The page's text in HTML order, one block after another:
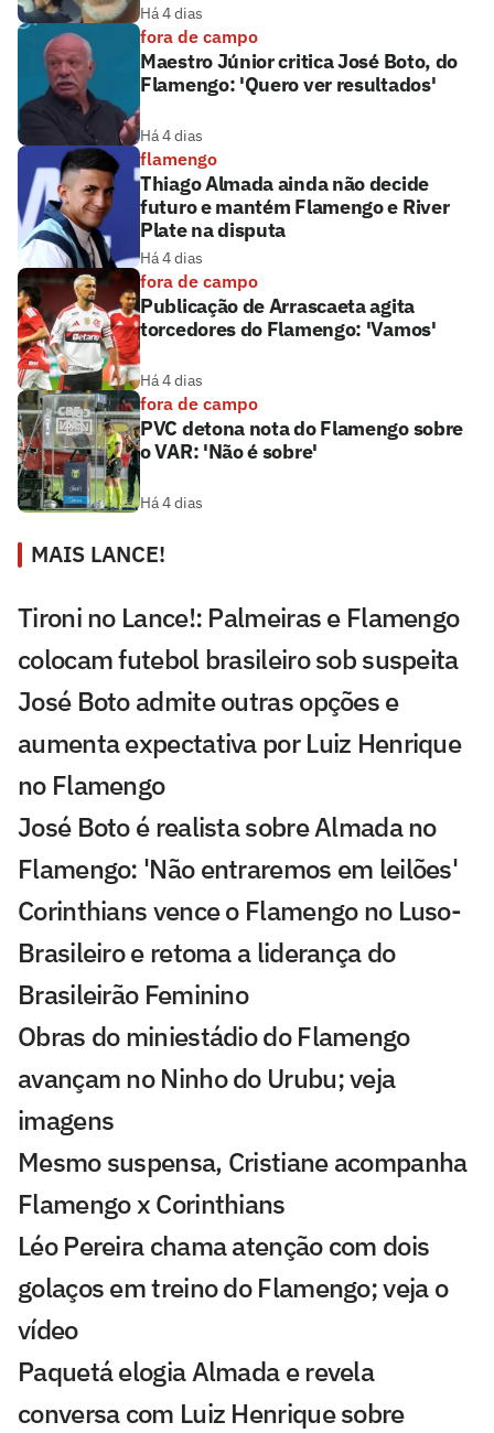
Há 4 dias
fora de campo
Maestro Júnior critica José Boto, do
Flamengo: 'Quero ver resultados'
Há 4 dias
flamengo
Thiago Almada ainda não decide
futuro e mantém Flamengo e River
Plate na disputa
Há 4 dias
fora de campo
Publicação de Arrascaeta agita
torcedores do Flamengo: 'Vamos'
Há 4 dias
fora de campo
PVC detona nota do Flamengo sobre
o VAR: 'Não é sobre'
Há 4 dias
MAIS LANCE!
Tironi no Lance!: Palmeiras e Flamengo
colocam futebol brasileiro sob suspeita
José Boto admite outras opções e
aumenta expectativa por Luiz Henrique
no Flamengo
José Boto é realista sobre Almada no
Flamengo: 'Não entraremos em leilões'
Corinthians vence o Flamengo no Luso-
Brasileiro e retoma a liderança do
Brasileirão Feminino
Obras do miniestádio do Flamengo
avançam no Ninho do Urubu; veja
imagens
Mesmo suspensa, Cristiane acompanha
Flamengo x Corinthians
Léo Pereira chama atenção com dois
golaços em treino do Flamengo; veja o
vídeo
Paquetá elogia Almada e revela
conversa com Luiz Henrique sobre